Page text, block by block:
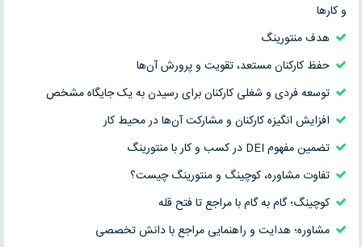
و کارها
هدف منتورینگ
حفظ کارکنان مستعد، تقویت و پرورش آن‌ها
توسعه فردی و شغلی کارکنان برای رسیدن به یک جایگاه مشخص
افزایش انگیزه کارکنان و مشارکت آن‌ها در محیط کار
تضمین مفهوم DEI در کسب و کار با منتورینگ
تفاوت مشاوره، کوچینگ و منتورینگ چیست؟
کوچینگ؛ گام به گام با مراجع تا فتح قله
مشاوره؛ هدایت و راهنمایی مراجع با دانش تخصصی